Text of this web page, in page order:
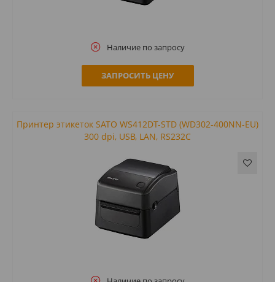
Наличие по запросу
ЗАПРОСИТЬ ЦЕНУ
Принтер этикеток SATO WS412DT-STD (WD302-400NN-EU)
300 dpi, USB, LAN, RS232C